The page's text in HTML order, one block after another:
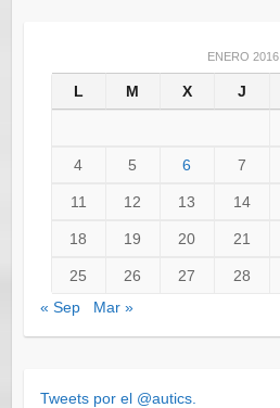
ENERO 2016
L M X J
4 5 6 7
11 12 13 14
18 19 20 21
25 26 27 28
« Sep
Mar »
Tweets por el @autics.